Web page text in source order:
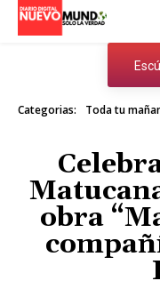
Categorias: Toda tu
obra